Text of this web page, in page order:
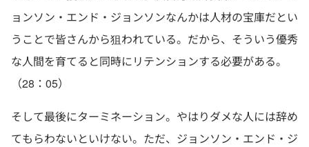
ョンソン・エンド・ジョンソンなんかは人材の宝庫だとい
うことで皆さんから狙われている。だから、そういう優秀
な人間を育てると同時にリテンションする必要がある。
（28：05）
そして最後にターミネーション。やはりダメな人には辞め
てもらわないといけない。ただ、ジョンソン・エンド・ジ